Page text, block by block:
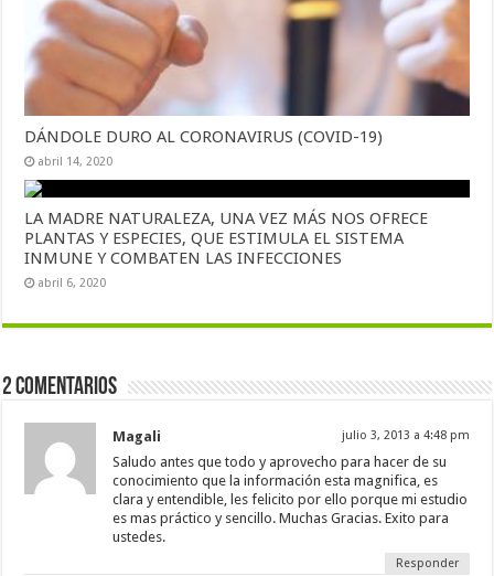
DÁNDOLE DURO AL CORONAVIRUS (COVID-19)
abril 14, 2020
LA MADRE NATURALEZA, UNA VEZ MÁS NOS OFRECE
PLANTAS Y ESPECIES, QUE ESTIMULA EL SISTEMA
INMUNE Y COMBATEN LAS INFECCIONES
abril 6, 2020
2 comentarios
Magali julio 3, 2013 a 4:48 pm
Saludo antes que todo y aprovecho para hacer de su
conocimiento que la información esta magnifica, es
clara y entendible, les felicito por ello porque mi estudio
es mas práctico y sencillo. Muchas Gracias. Exito para
ustedes.
Responder